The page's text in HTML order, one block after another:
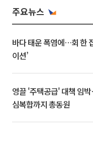
주요뉴스
바다 태운 폭염에…회 한
이션’
영끌 '주택공급' 대책 임
심복합까지 총동원